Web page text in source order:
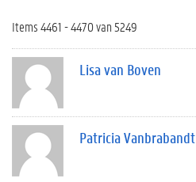
Items 4461 - 4470 van 5249
Lisa van Boven
Patricia Vanbrabandt